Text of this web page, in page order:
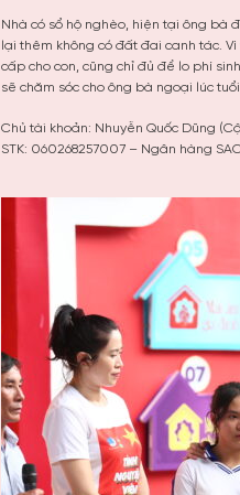
Nhà có sổ hộ nghèo, hiện tại ông
lại thêm không có đất đai canh tác.
cấp cho con, cũng chỉ đủ để lo phí
sẽ chăm sóc cho ông bà ngoại lúc
Chủ tài khoản: Nhuyễn Quốc Dũng
STK: 060268257007 – Ngân hàng